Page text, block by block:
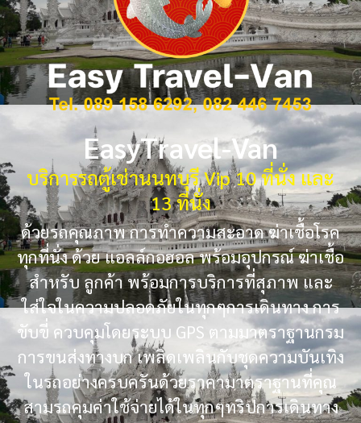
EasyTravel-Van
บริการรถตู้เช่านนทบุรี Vip 10 ที่นั่ง และ
13 ที่นั่ง
ด้วยรถคุณภาพ การทำความสะอาด ฆ่าเชื้อโรค
ทุกที่นั่ง ด้วย แอลล์กอฮอล พร้อมอุปกรณ์ ฆ่าเชื้อ
สำหรับ ลูกค้า พร้อมการบริการที่สุภาพ และ
ใส่ใจในความปลอดภัยในทุกๆการเดินทาง การ
ขับขี่ ควบคุมโดยระบบ GPS ตามมาตราฐานกรม
การขนส่งทางบก เพลิดเพลินกับชุดความบันเทิง
ในรถอย่างครบครันด้วยราคามาตราฐานที่คุณ
สามรถคุมค่าใช้จ่ายได้ในทุกๆทริปการเดินทาง